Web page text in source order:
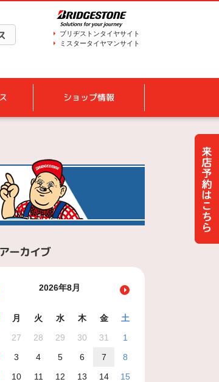
ブリヂストンタイヤサイト
ミスタータイヤマンサイト
ショップ情報
アーカイブ
2026年8月
月 火 水 木 金
土
27 28 29 30 31
1
3 4 5 6 7
8
10 11 12 13 14
15